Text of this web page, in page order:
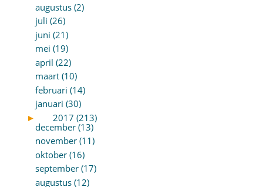
augustus (2)
juli (26)
juni (21)
mei (19)
april (22)
maart (10)
februari (14)
januari (30)
►
2017 (213)
december (13)
november (11)
oktober (16)
september (17)
augustus (12)